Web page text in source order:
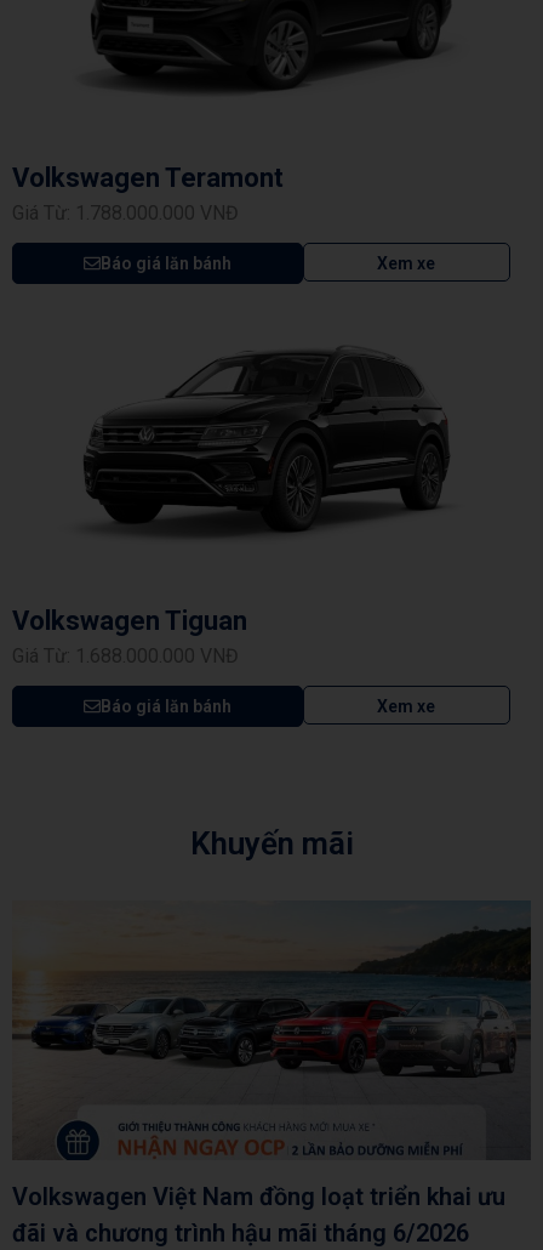
Volkswagen Teramont
Giá Từ: 1.788.000.000 VNĐ
Báo giá lăn bánh Xem xe
Volkswagen Tiguan
Giá Từ: 1.688.000.000 VNĐ
Báo giá lăn bánh Xem xe
Khuyến mãi
Volkswagen Việt Nam đồng loạt triển khai ưu
đãi và chương trình hậu mãi tháng 6/2026